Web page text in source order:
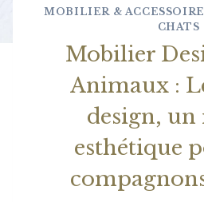
MOBILIER &
CHATS
Mobilier
Animaux :
design, un
esthétique